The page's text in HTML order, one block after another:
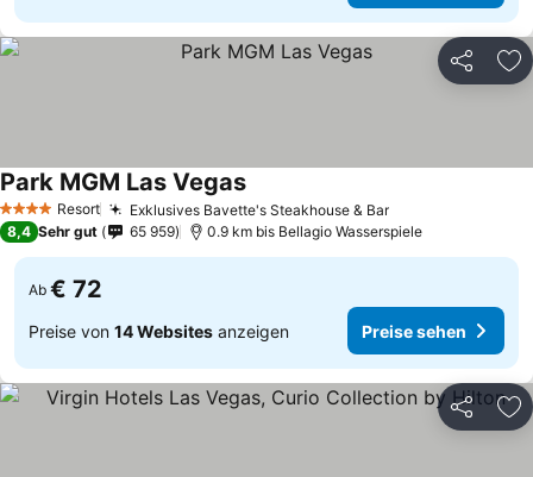
Teilen
4 Sterne Resort Exklusives Bavette's Steakhouse & Bar
Park MGM Las Vegas
8,4 Sehr gut 65 959 0.9 km bis Bellagio Wasserspiele
Ab € 72
Preise von 14 Websites anzeigen Preise sehen
Teilen